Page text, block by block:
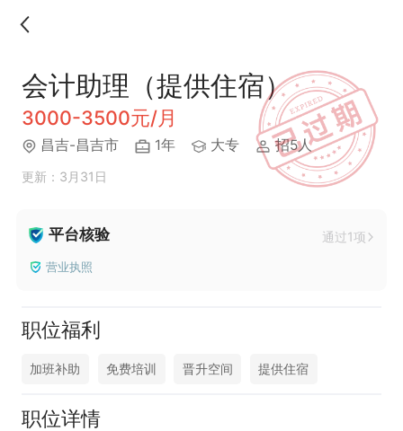
会计助理（提供住宿）
3000-3500元/月
昌吉-昌吉市 1年 大专 招5人
更新：3月31日
平台核验 通过1项
营业执照
职位福利
加班补助 免费培训 晋升空间 提供住宿
职位详情